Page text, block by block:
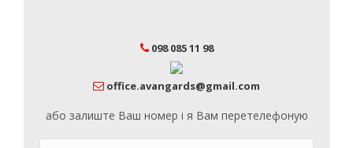
098 085 11 98
office.avangards@gmail.com
або залиште Ваш номер і я Вам перетелефоную